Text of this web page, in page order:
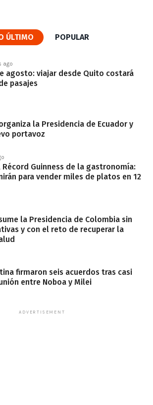
ÚLTIMO POPULAR
ago
agosto: viajar desde Quito costará
pasajes
la Presidencia de Ecuador y
portavoz
Guinness de la gastronomía:
para vender miles de platos en 12
la Presidencia de Colombia sin
y con el reto de recuperar la
firmaron seis acuerdos tras casi
entre Noboa y Milei
ADVERTISEMENT